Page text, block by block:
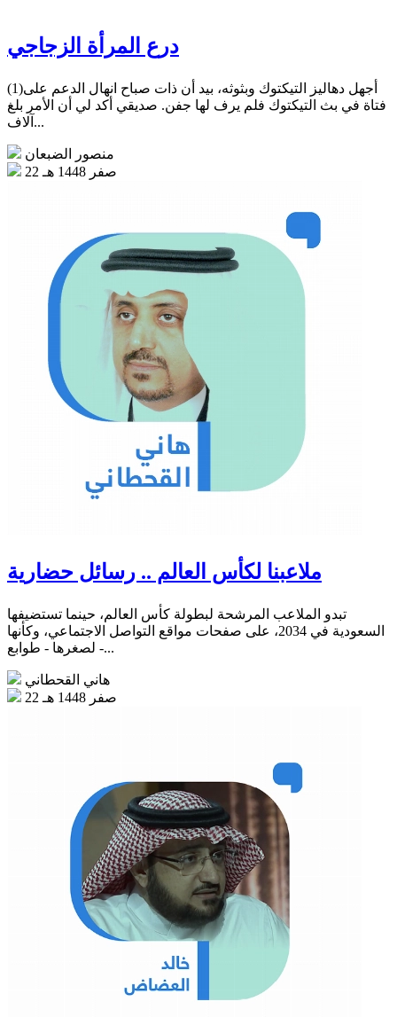
درع المرأة الزجاجي
(1)أجهل دهاليز التيكتوك وبثوثه، بيد أن ذات صباح انهال الدعم على
فتاة في بث التيكتوك فلم يرف لها جفن. صديقي أكد لي أن الأمر بلغ
آلاف...
منصور الضبعان
22 صفر 1448 هـ
ملاعبنا لكأس العالم .. رسائل حضارية
تبدو الملاعب المرشحة لبطولة كأس العالم، حينما تستضيفها
السعودية في 2034، على صفحات مواقع التواصل الاجتماعي، وكأنها
- لصغرها - طوابع...
هاني القحطاني
22 صفر 1448 هـ